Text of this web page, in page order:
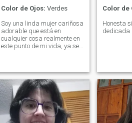
Color de Ojos: Verdes
Soy una linda mujer cariñosa
adorable que está en
cualquier cosa realmente en
este punto de mi vida, ya sea
encontrar un compañero sin
embargo .. He estado en
Estados Unidos pero ahora
en México para visitar
Color de
Honesta
dedicada